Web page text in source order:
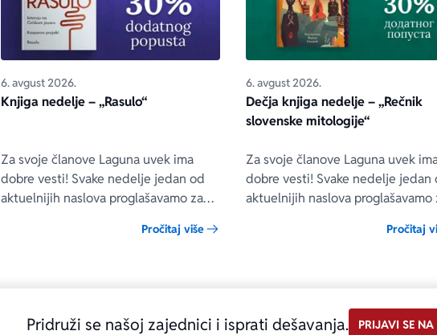
6. avgust 2026.
Knjiga nedelje – „Rasulo“
Za svoje članove Laguna uvek ima
dobre vesti! Svake nedelje jedan od
aktuelnijih naslova proglašavamo za
članovi samo te nedelje moći da kupe
Pročitaj više
6. avgust 2026.
Dečja knjiga nedelje – „Rečnik
slovenske mitologije“
Za svoje članove Laguna uvek
dobre vesti! Svake nedelje jedan
aktuelnijih naslova proglašavamo
naši članovi samo te nedelje moći
Pročitaj
Pridruži se našoj zajednici i isprati dešavanja. PRIJAVI SE NA